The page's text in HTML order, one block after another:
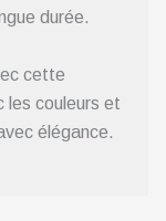
durée.
cette
les couleurs et
élégance.